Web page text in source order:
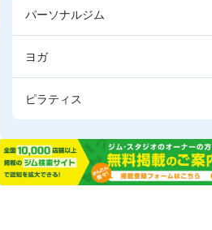
パーソナルジム
ヨガ
ピラティス